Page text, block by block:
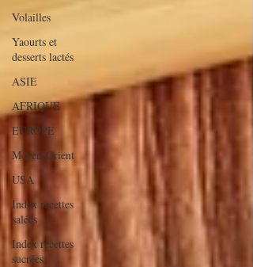
Volailles
Yaourts et
desserts lactés
ASIE
AFRIQUE
EUROPE
Moyen-Orient
USA
Index recettes
salées
Index recettes
sucrées